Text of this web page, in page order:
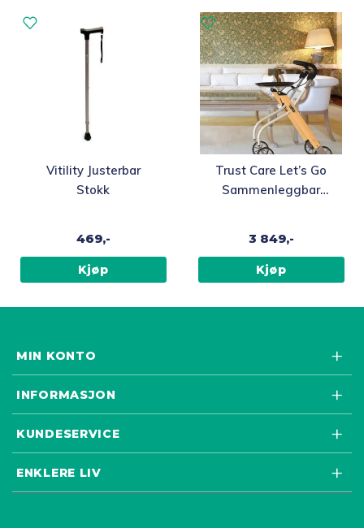
Vitility Justerbar
Stokk
469,-
Kjøp
Trust Care Let’s Go
Sammenleggbar
3 849,-
Kjøp
MIN KONTO
INFORMASJON
KUNDESERVICE
ENKLERE LIV